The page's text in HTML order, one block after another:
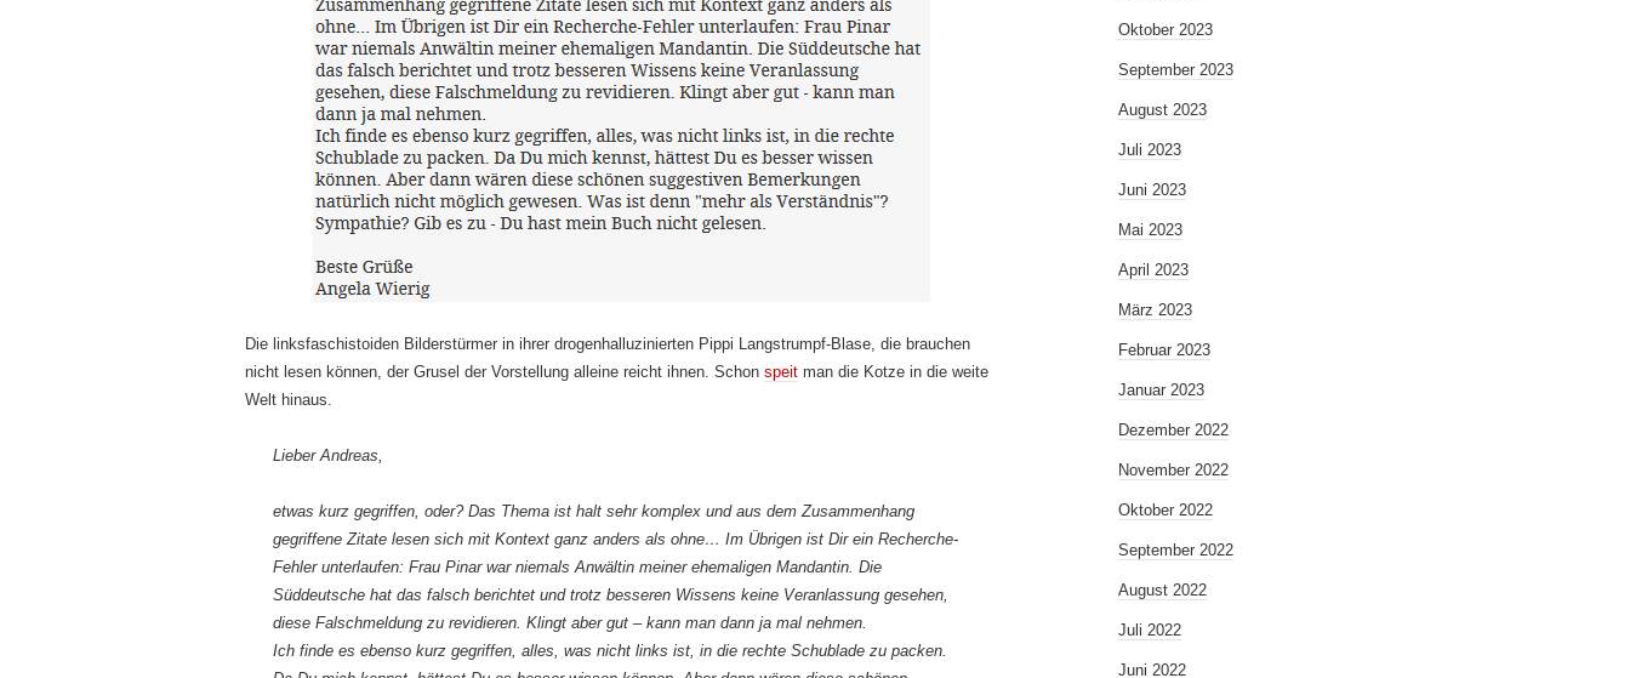
Die linksfaschistoiden Bilderstürmer in ihrer drogenhalluzinierten Pippi Langstrumpf-Blase, die brauchen
nicht lesen können, der Grusel der Vorstellung alleine reicht ihnen. Schon speit man die Kotze in die weite
Welt hinaus.
Lieber Andreas,
etwas kurz gegriffen, oder? Das Thema ist halt sehr komplex und aus dem Zusammenhang
gegriffene Zitate lesen sich mit Kontext ganz anders als ohne… Im Übrigen ist Dir ein Recherche-
Fehler unterlaufen: Frau Pinar war niemals Anwältin meiner ehemaligen Mandantin. Die
Süddeutsche hat das falsch berichtet und trotz besseren Wissens keine Veranlassung gesehen,
diese Falschmeldung zu revidieren. Klingt aber gut – kann man dann ja mal nehmen.
Ich finde es ebenso kurz gegriffen, alles, was nicht links ist, in die rechte Schublade zu packen.
Oktober 2023
September 2023
August 2023
Juli 2023
Juni 2023
Mai 2023
April 2023
März 2023
Februar 2023
Januar 2023
Dezember 2022
November 2022
Oktober 2022
September 2022
August 2022
Juli 2022
Juni 2022